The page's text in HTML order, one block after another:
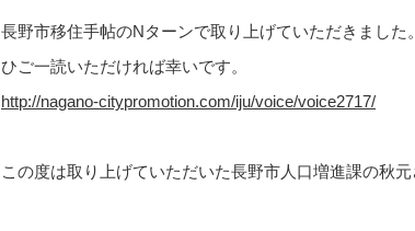
長野市移住手帖のNターンで取り上げていただきまし
ひご一読いただければ幸いです。
http://nagano-citypromotion.com/iju/voice/voice2717/
この度は取り上げていただいた長野市人口増進課の秋